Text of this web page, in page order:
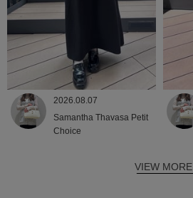
2026.08.07
Samantha Thavasa Petit
Choice
VIEW MORE